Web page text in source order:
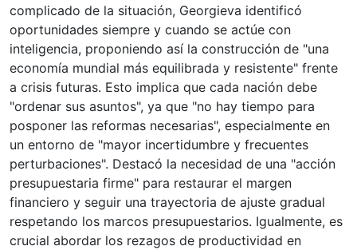
complicado de la situación, Georgieva identificó
oportunidades siempre y cuando se actúe con
inteligencia, proponiendo así la construcción de "una
economía mundial más equilibrada y resistente" frente
a crisis futuras. Esto implica que cada nación debe
"ordenar sus asuntos", ya que "no hay tiempo para
posponer las reformas necesarias", especialmente en
un entorno de "mayor incertidumbre y frecuentes
perturbaciones". Destacó la necesidad de una "acción
presupuestaria firme" para restaurar el margen
financiero y seguir una trayectoria de ajuste gradual
respetando los marcos presupuestarios. Igualmente, es
crucial abordar los rezagos de productividad en